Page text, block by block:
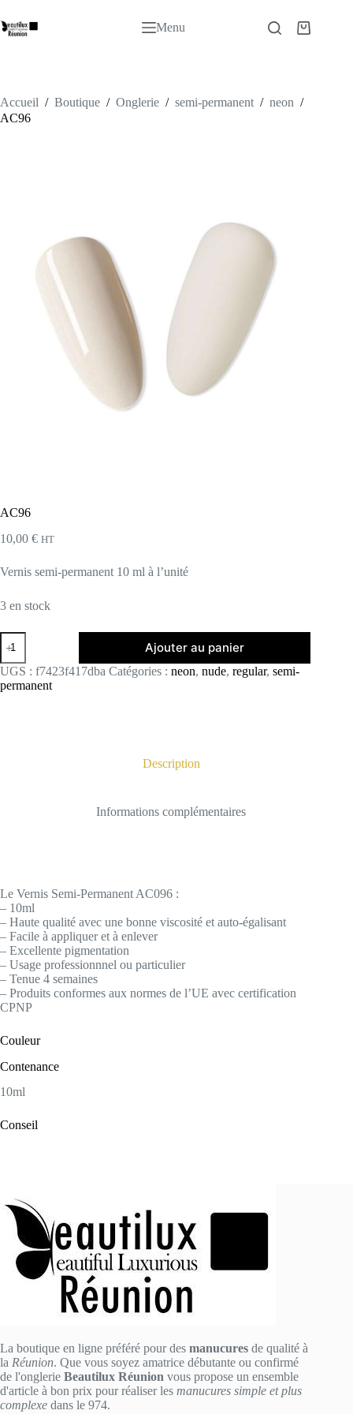
au
contenu
Menu
Panier
Accueil / Boutique / Onglerie / semi-permanent / neon /
AC96
AC96
10,00 € HT
Vernis semi-permanent 10 ml à l’unité
3 en stock
quantité
de
AC96
Ajouter au panier
UGS : f7423f417dba Catégories : neon, nude, regular, semi-
permanent
Description
Informations complémentaires
Le Vernis Semi-Permanent AC096 :
– 10ml
– Haute qualité avec une bonne viscosité et auto-égalisant
– Facile à appliquer et à enlever
– Excellente pigmentation
– Usage professionnnel ou particulier
– Tenue 4 semaines
– Produits conformes aux normes de l’UE avec certification
CPNP
Couleur
Contenance
10ml
Conseil
La boutique en ligne préféré pour des manucures de qualité à
la Réunion. Que vous soyez amatrice débutante ou confirmé
de l'onglerie Beautilux Réunion vous propose un ensemble
d'article à bon prix pour réaliser les manucures simple et plus
complexe dans le 974.